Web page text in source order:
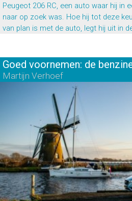
Peugeot 206 RC, een auto waar hij in
naar op zoek was. Hoe hij tot deze
van plan is met de auto, legt hij uit in
Goed voornemen: de
Martijn Verhoef